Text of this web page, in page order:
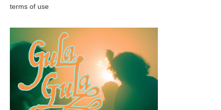
terms of use